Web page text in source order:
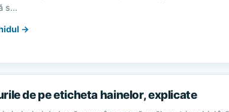
s…
→
de pe eticheta hainelor, explicate